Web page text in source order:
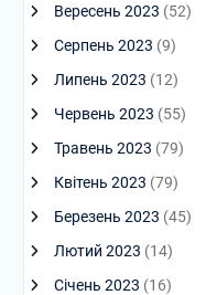
Вересень 2023 (52)
Серпень 2023 (9)
Липень 2023 (12)
Червень 2023 (55)
Травень 2023 (79)
Квітень 2023 (79)
Березень 2023 (45)
Лютий 2023 (14)
Січень 2023 (16)